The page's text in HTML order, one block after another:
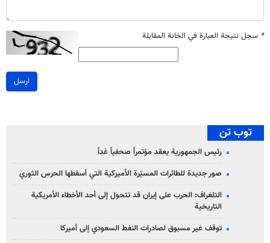
* سجل نتيجة العبارة في الخانة المقابلة
ارسل
توب تن
رئيس الجمهورية يعقد مؤتمراً صحفياً غداً
صور جديدة للطائرات المسيّرة الأميركية التي أسقطها الحرس الثوري
التلغراف: الحرب على إيران قد تتحول إلى أحد الأخطاء الأمريكية
التاريخية
توقف غير مسبوق لصادرات النفط السعودي إلى أميركا